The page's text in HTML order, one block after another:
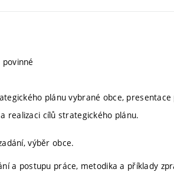
plánu vybrané obce,
realizaci cílů strategického plánu.
výběr obce.
a postupu práce, metodika a příklady